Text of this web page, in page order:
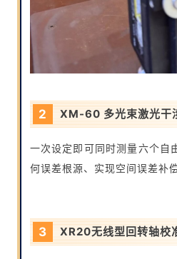
2 XM-60 多光束激光干
一次设定即可同时测量六个自
何误差根源、实现空间误差补
3 XR20无线型回转轴校